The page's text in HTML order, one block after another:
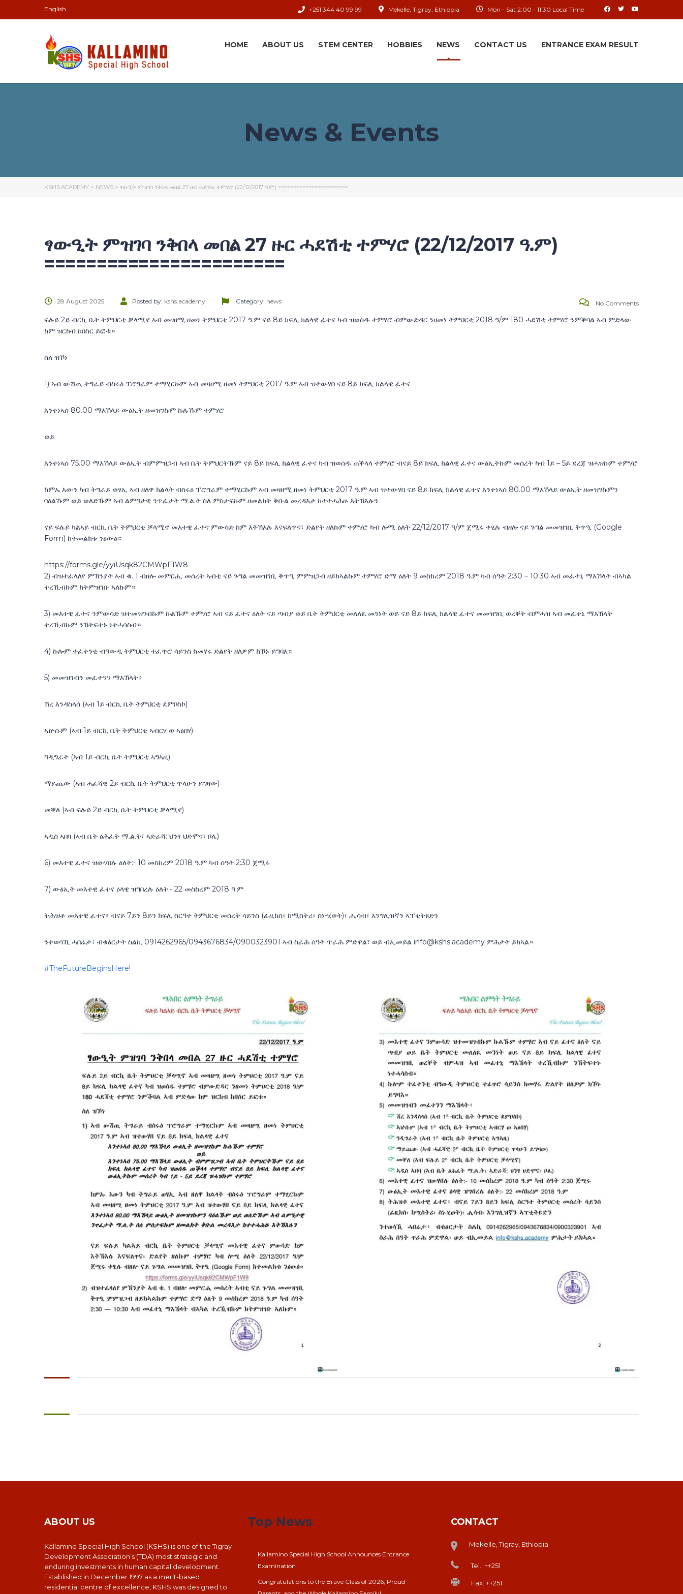
English Mon - Sat 2:00 - 11:30 Local Time
Mekelle, Tigray, Ethiopia
+251 344 40 99 99
HOME ABOUT US STEM CENTER HOBBIES NEWS CONTACT US ENTRANCE EXAM RESULT
News & Events
KSHS.ACADEMY > NEWS > ፃውዒት ምዝገባ ንቅበላ መበል 27 ዙር ሓደሽቲ ተምሃሮ (22/12/2017 ዓ.ም) =======================
ፃውዒት ምዝገባ ንቅበላ መበል 27 ዙር ሓደሽቲ ተምሃሮ (22/12/2017 ዓ.ም)
=======================
28 August 2025 Posted by: kshs.academy Category: news No Comments
ፍሉይ 2ይ ብርኪ ቤት ትምህርቲ ቓላሚኖ ኣብ መዛዘሚ ዘመነ ትምህርቲ 2017 ዓ.ም ናይ 8ይ ክፍሊ ክልላዊ ፈተና ካብ ዝወሰዱ ተምሃሮ ብምውድዳር ንዘመነ ትምህርቲ 2018 ዓ/ም 180 ሓደሽቲ ተምሃሮ ንምቕባል ኣብ ምድላው
ከም ዝርከብ ከበስር ይፎቱ።
ስለ ዝኾነ
1) ኣብ ውሽጢ ትግራይ ብስሩዕ ፕሮግራም ተማሂርኩም ኣብ መዛዘሚ ዘመነ ትምህርቲ 2017 ዓ.ም ኣብ ዝተውሃበ ናይ 8ይ ክፍሊ ክልላዊ ፈተና
እንተነኣሰ 80.00 ማእኸላይ ውፅኢት ዘመዝገኩም ኩሉኹም ተምሃሮ
ወይ
እንተነኣሰ 75.00 ማእኸላይ ውፅኢት ብምምዝጋብ ኣብ ቤት ትምህርትኹም ናይ 8ይ ክፍሊ ክልላዊ ፈተና ካብ ዝወሰዱ ጠቕላላ ተምሃሮ ብናይ 8ይ ክፍሊ ክልላዊ ፈተና ውፅኢትኩም መሰረት ካብ 1ይ – 5ይ ደረጃ ዝሓዝኩም ተምሃሮ
ከምኡ እውን ካብ ትግራይ ወፃኢ ኣብ ዘለዋ ክልላት ብስሩዕ ፕሮግራም ተማሂርኩም ኣብ መዛዘሚ ዘመነ ትምህርቲ 2017 ዓ.ም ኣብ ዝተውሃበ ናይ 8ይ ክፍሊ ክልላዊ ፈተና እንተነኣሰ 80.00 ማእኸላይ ውፅኢት ዘመዝገኩምን
ባዕልኹም ወይ ወለድኹም ኣብ ልምዓታዊ ንጥፈታት ማ.ል.ት ስለ ምስታፍኩም ዘመልክት ቅቡል መረዳእታ ከተተሓሕዙ እትኽእሉን
ናይ ፍሉይ ካልኣይ ብርኪ ቤት ትምህርቲ ቓላሚኖ መእተዊ ፈተና ምውሳድ ከም እትኽእሉ እናፍለጥና፣ ድልየት ዘለኩም ተምሃሮ ካብ ሎሚ ዕለት 22/12/2017 ዓ/ም ጀሚሩ ቀፂሉ ብዘሎ ናይ ጉግል መመዝገቢ ቅጥዒ (Google
Form) ከተመልክቱ ንፅውዕ።
https://forms.gle/yyiUsqk82CMWpF1W8
2) ብዝተፈላለየ ምኽንያት ኣብ ቁ. 1 ብዘሎ መምርሒ መሰረት ኣብቲ ናይ ጉግል መመዝገቢ ቅጥዒ ምምዝጋብ ዘይክኣልኩም ተምሃሮ ድማ ዕለት 9 መስከረም 2018 ዓ.ም ካብ ሰዓት 2:30 – 10:30 ኣብ መፈተኒ ማእኸላት ብኣካል
ተረኺብኩም ክትምዝገቡ ኣለኩም።
3) መእተዊ ፈተና ንምውሳድ ዝተመዝገብኩም ኩልኹም ተምሃሮ ኣብ ናይ ፈተና ዕለት ናይ ጣብያ ወይ ቤት ትምህርቲ መለለዪ መንነት ወይ ናይ 8ይ ክፍሊ ክልላዊ ፈተና መመዝገቢ ወረቐት ብምሓዝ ኣብ መፈተኒ ማእኸላት
ተረኺብኩም ንኽትፍተኑ ነተሓሳስብ።
4) ኩሎም ተፈተንቲ ብዓውዲ ትምህርቲ ተፈጥሮ ሳይንስ ክመሃሩ ድልየት ዘለዎም ክኾኑ ይግባእ።
5) መመዝገብን መፈተንን ማእኸላት፥
ሽረ እንዳስላሰ (ኣብ 1ይ ብርኪ ቤት ትምህርቲ ደምቦስኮ)
ኣኵሱም (ኣብ 1ይ ብርኪ ቤት ትምህርቲ ኣብርሃ ወ ኣፅበሃ)
ዓዲግራት (ኣብ 1ይ ብርኪ ቤት ትምህርቲ ኣግኣዚ)
ማይጨው (ኣብ ሓፈሻዊ 2ይ ብርኪ ቤት ትምህርቲ ጥላሁን ይግዛው)
መቐለ (ኣብ ፍሉይ 2ይ ብርኪ ቤት ትምህርቲ ቓላሚኖ)
ኣዲስ ኣበባ (ኣብ ቤት ፅሕፈት ማ.ል.ት፣ ኣድራሻ: ህንፃ ህድሞና፣ ቦሌ)
6) መእተዊ ፈተና ዝውሃበሉ ዕለት:- 10 መስከረም 2018 ዓ.ም ካብ ሰዓት 2:30 ጀሚሩ
7) ውፅኢት መእተዊ ፈተና ዕላዊ ዝግበረሉ ዕለት:- 22 መስከረም 2018 ዓ.ም
ትሕዝቶ መእተዊ ፈተና፥ ብናይ 7ይን 8ይን ክፍሊ ስርዓተ ትምህርቲ መሰረት ሳይንስ (ፊዚክስ፣ ከሚስትሪ፣ ስነ-ሂወት)፣ ሒሳብ፣ እንግሊዝኛን ኣፕቲትዩድን
ንተወሳኺ ሓበሬታ፥ ብቁፅርታት ስልኪ 0914262965/0943676834/0900323901 ኣብ ስራሕ ሰዓት ጥራሕ ምድዋል፣ ወይ ብኢመይል info@kshs.academy ምሕታት ይክኣል።
#TheFutureBeginsHere!
ABOUT US
Kallamino Special High School (KSHS) is one of the Tigray
Development Association’s (TDA) most strategic and
enduring investments in human capital development.
Established in December 1997 as a merit-based
residential centre of excellence, KSHS was designed to
Top News
Kallamino Special High School Announces Entrance
Examination
Congratulations to the Brave Class of 2026, Proud
CONTACT
Mekelle, Tigray, Ethiopia
Tel.: ++251
Fax: ++251